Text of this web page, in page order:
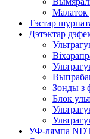
Малаток
Тэстар
Дэтэктар
Зонды з
Блок
УФ-лямпа